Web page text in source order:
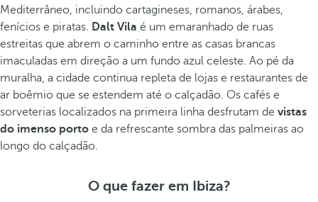
Mediterrâneo, incluindo cartagineses, romanos, árabes,
fenícios e piratas. Dalt Vila é um emaranhado de ruas
estreitas que abrem o caminho entre as casas brancas
imaculadas em direção a um fundo azul celeste. Ao pé da
muralha, a cidade continua repleta de lojas e restaurantes de
ar boêmio que se estendem até o calçadão. Os cafés e
sorveterias localizados na primeira linha desfrutam de vistas
do imenso porto e da refrescante sombra das palmeiras ao
longo do calçadão.
O que fazer em Ibiza?